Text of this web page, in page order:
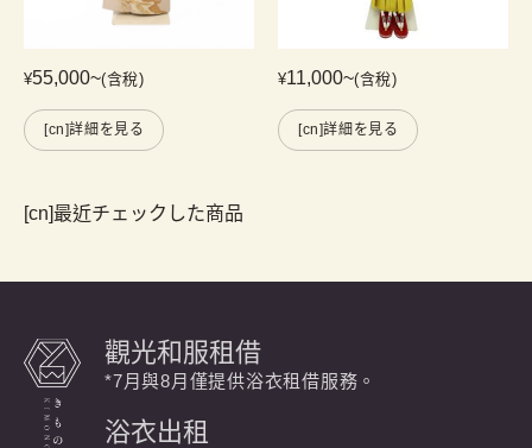
¥55,000~(含稅)
[cn]詳細を見る
¥11,000~(含稅)
[cn]詳細を見る
[cn]最近チェックした商品
觀光和服租借
*7月與8月僅提供浴衣租借服務。
浴衣出租